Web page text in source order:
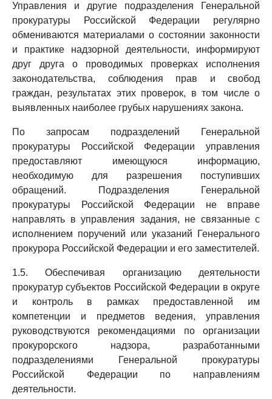
Управления и другие подразделения Генеральной
прокуратуры Российской Федерации регулярно
обмениваются материалами о состоянии законности
и практике надзорной деятельности, информируют
друг друга о проводимых проверках исполнения
законодательства, соблюдения прав и свобод
граждан, результатах этих проверок, в том числе о
выявленных наиболее грубых нарушениях закона.
По запросам подразделений Генеральной
прокуратуры Российской Федерации управления
предоставляют имеющуюся информацию,
необходимую для разрешения поступивших
обращений. Подразделения Генеральной
прокуратуры Российской Федерации не вправе
направлять в управления задания, не связанные с
исполнением поручений или указаний Генерального
прокурора Российской Федерации и его заместителей.
1.5. Обеспечивая организацию деятельности
прокуратур субъектов Российской Федерации в округе
и контроль в рамках предоставленной им
компетенции и предметов ведения, управления
руководствуются рекомендациями по организации
прокурорского надзора, разработанными
подразделениями Генеральной прокуратуры
Российской Федерации по направлениям
деятельности.